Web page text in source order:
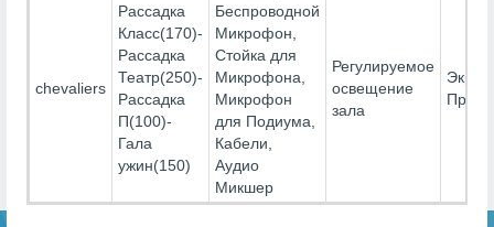
chevaliers
Рассадка
Класс(170)-
Рассадка
Театр(250)-
Рассадка
П(100)-
Гала
ужин(150)
Беспроводной
Микрофон,
Стойка для
Микрофона,
Микрофон
для Подиума,
Кабели,
Аудио
Микшер
Регулируемое
освещение
зала
Экран,